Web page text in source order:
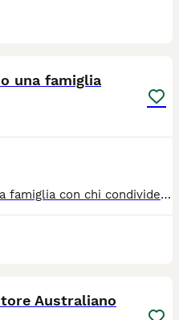
una famiglia
Bellissimi cuccioli cercano una famiglia con chi condividere il loro affetto, simpatia , allegria ...La razza Pastore Australiano e strepitosa, e il amico piu dolce, inteligente , obediente, amico di tutti .Vi aspetto!@!🥰
Australiano